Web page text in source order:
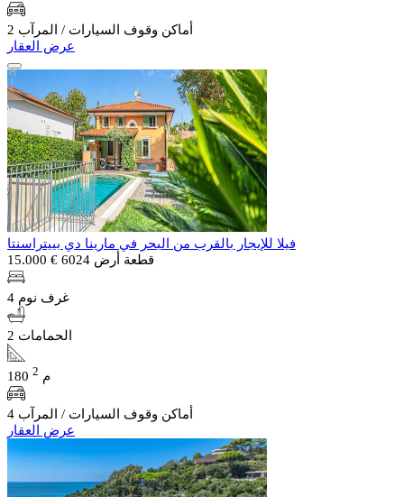
2 أماكن وقوف السيارات / المرآب
عرض العقار
فيلا للإيجار بالقرب من البحر في مارينا دي بييتراسنتا
قطعة أرض 6024
€ 15.000
4 غرف نوم
2 الحمامات
180 م 2
4 أماكن وقوف السيارات / المرآب
عرض العقار